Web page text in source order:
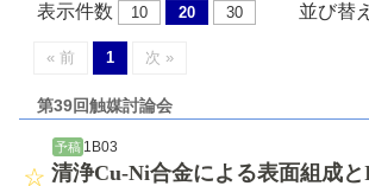
表示件数 10 20 30 並び替え
« 前 1 次 »
第39回触媒討論会
予稿 1B03
清浄Cu-Ni合金による表面組成